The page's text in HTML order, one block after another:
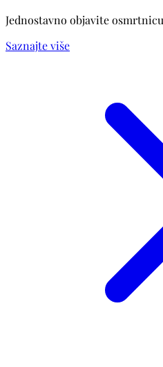
Jednostavno objavite
Saznajte više